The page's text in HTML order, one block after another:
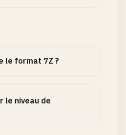
le format 7Z ?
le niveau de